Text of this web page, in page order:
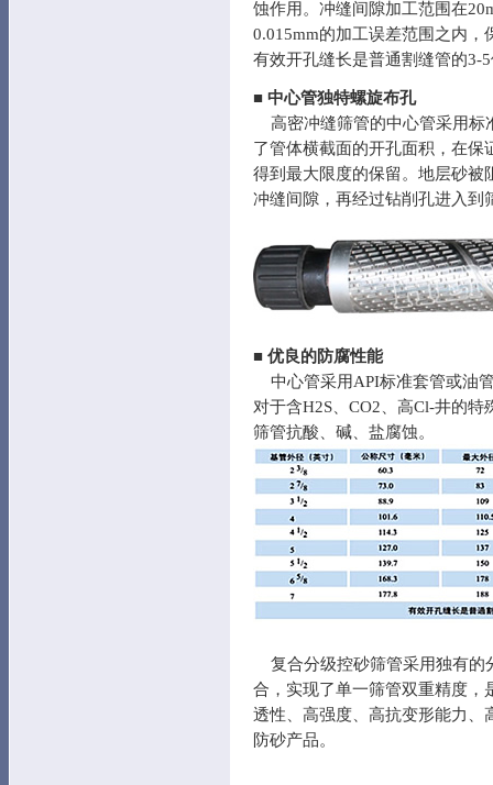
蚀作用。冲缝间隙加工范围在
0.015mm的加工误差范围之内
有效开孔缝长是普通割缝管的3-
■ 中心管独特螺旋布孔
高密冲缝筛管的中心管采用标
了管体横截面的开孔面积，在
得到最大限度的保留。地层砂被
冲缝间隙，再经过钻削孔进入到
■ 优良的防腐性能
中心管采用API标准套管或油
对于含H2S、CO2、高Cl-井的
筛管抗酸、碱、盐腐蚀。
复合分级控砂筛管采用独有的
合，实现了单一筛管双重精度，
透性、高强度、高抗变形能力、
防砂产品。